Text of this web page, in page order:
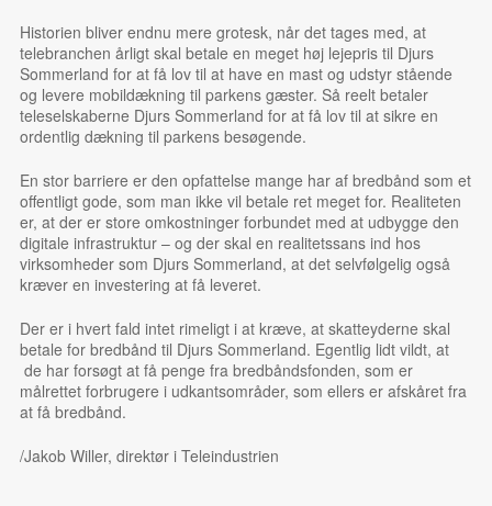
Historien bliver endnu mere grotesk, når det tages med, at
telebranchen årligt skal betale en meget høj lejepris til Djurs
Sommerland for at få lov til at have en mast og udstyr stående
og levere mobildækning til parkens gæster. Så reelt betaler
teleselskaberne Djurs Sommerland for at få lov til at sikre en
ordentlig dækning til parkens besøgende.
En stor barriere er den opfattelse mange har af bredbånd som et
offentligt gode, som man ikke vil betale ret meget for. Realiteten
er, at der er store omkostninger forbundet med at udbygge den
digitale infrastruktur – og der skal en realitetssans ind hos
virksomheder som Djurs Sommerland, at det selvfølgelig også
kræver en investering at få leveret.
Der er i hvert fald intet rimeligt i at kræve, at skatteyderne skal
betale for bredbånd til Djurs Sommerland. Egentlig lidt vildt, at
de har forsøgt at få penge fra bredbåndsfonden, som er
målrettet forbrugere i udkantsområder, som ellers er afskåret fra
at få bredbånd.
/Jakob Willer, direktør i Teleindustrien